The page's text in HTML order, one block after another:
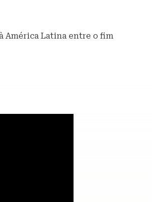
América Latina entre o fim